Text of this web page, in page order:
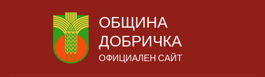
ОБЩИНА
ДОБРИЧКА
ОФИЦИАЛЕН САЙТ